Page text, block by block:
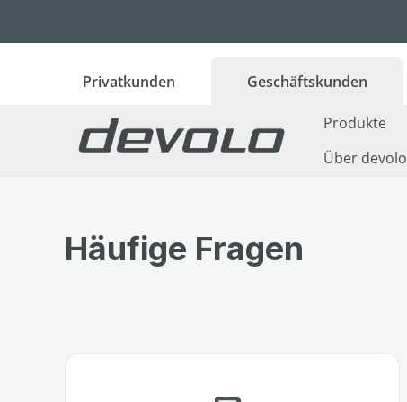
Privatkunden Geschäftskunden
Produkte
Über devolo
Häufige Fragen